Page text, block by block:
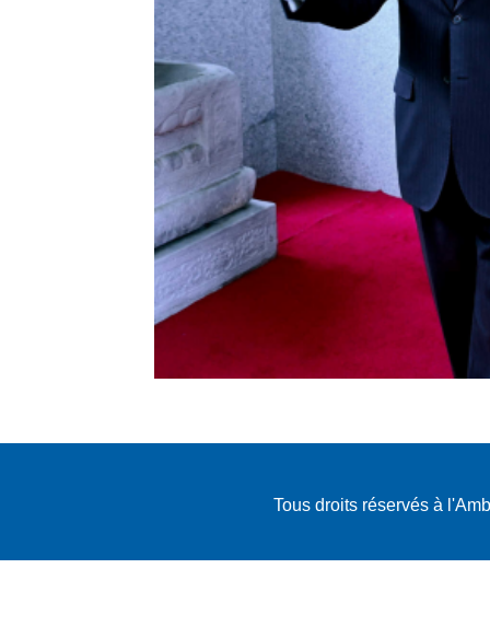
Tous droits réservés à